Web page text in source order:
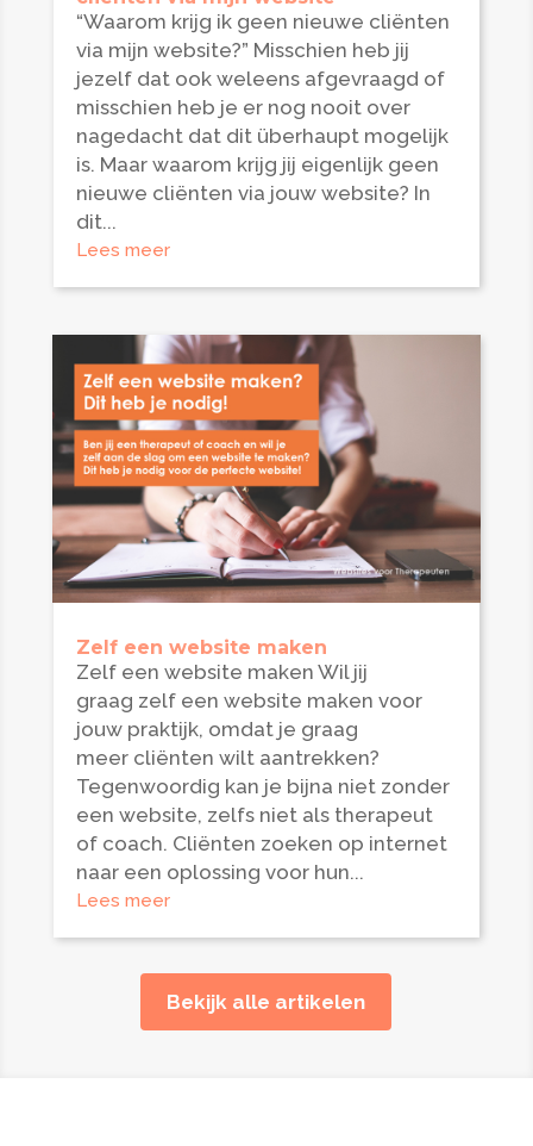
“Waarom krijg ik geen nieuwe cliënten
via mijn website?” Misschien heb jij
jezelf dat ook weleens afgevraagd of
misschien heb je er nog nooit over
nagedacht dat dit überhaupt mogelijk
is. Maar waarom krijg jij eigenlijk geen
nieuwe cliënten via jouw website? In
dit...
Lees meer
Zelf een website maken
Zelf een website maken Wil jij
graag zelf een website maken voor
jouw praktijk, omdat je graag
meer cliënten wilt aantrekken?
Tegenwoordig kan je bijna niet zonder
een website, zelfs niet als therapeut
of coach. Cliënten zoeken op internet
naar een oplossing voor hun...
Lees meer
Bekijk alle artikelen